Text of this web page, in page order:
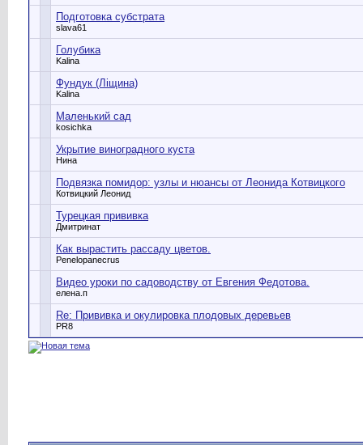
Подготовка субстрата
slava61
Голубика
Kalina
Фундук (Ліщина)
Kalina
Маленький сад
kosichka
Укрытие виноградного куста
Нина
Подвязка помидор: узлы и нюансы от Леонида Котвицкого
Котвицкий Леонид
Турецкая прививка
Дмитринат
Как вырастить рассаду цветов.
Penelopanecrus
Видео уроки по садоводству от Евгения Федотова.
елена.п
Re: Прививка и окулировка плодовых деревьев
PR8